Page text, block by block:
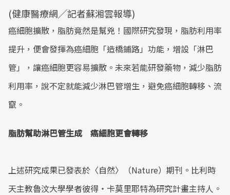
(健康醫療網╱記者蘇湘雲報導)
癌細胞擴散，脂肪竟然是幫兇！國際研究發現，脂肪利用率
提升，便會發揮為癌細胞「造橋鋪路」功能，增設「淋巴
管」，讓癌細胞更容易擴散。未來若能研發藥物，減少脂肪
利用率，說不定就能減少淋巴管增生，避免癌細胞轉移、流
竄。
脂肪幫助淋巴管生成 癌細胞更會轉移
上述研究成果已發表於〈自然〉（Nature）期刊。比利時
天主教魯汶大學學者彼得‧卡莫里耶特為研究計畫主持人。